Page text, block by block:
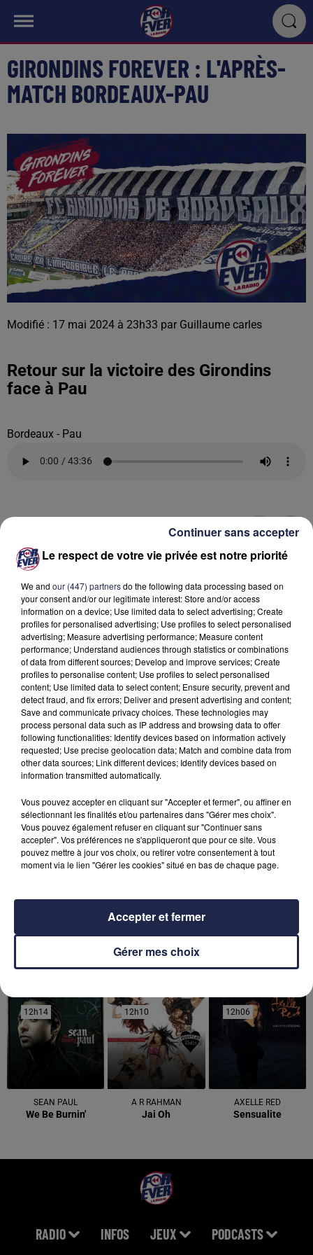
GIRONDINS FOREVER : L'APRÈS-
MATCH BORDEAUX-PAU
Modifié : 17 mai 2024 à 23h33 par Guillaume carles
Retour sur la victoire des Girondins
face à Pau
Bordeaux - Pau
À LA UNE
31 juillet 2026
Incendie de Saumos : une météo nocturne
favorable
30 juillet 2026
Incendies en Gironde : retour des habitants
29 juillet 2026
Incendies en Gironde : plusieurs reprises de feu
dans la matinée
12h14
12h14
SEAN PAUL
We Be Burnin'
12h10
12h10
A R RAHMAN
Jai Oh
12h06
12h06
AXELLE RED
Sensualite
RADIO INFOS JEUX PODCASTS
Le respect de votre vie privée est notre priorité
We and our (447) partnersdo the following data processing based on
your consent and/or our legitimate interest: Store and/or access
information on a device; Use limited data to select advertising; Create
profiles for personalised advertising; Use profiles to select personalised
advertising; Measure advertising performance; Measure content
performance; Understand audiences through statistics or combinations
of data from different sources; Develop and improve services; Create
profiles to personalise content; Use profiles to select personalised
content; Use limited data to select content; Ensure security, prevent and
detect fraud, and fix errors; Deliver and present advertising and content;
Save and communicate privacy choices. These technologies may
process personal data such as IP address and browsing data to offer
following functionalities: Identify devices based on information actively
requested; Use precise geolocation data; Match and combine data from
other data sources; Link different devices; Identify devices based on
information transmitted automatically.
Vous pouvez accepter en cliquant sur "Accepter et fermer", ou affiner en
sélectionnant les finalités et/ou partenaires dans "Gérer mes choix".
Vous pouvez également refuser en cliquant sur "Continuer sans
accepter". Vos préférences ne s'appliqueront que pour ce site. Vous
pouvez mettre à jour vos choix, ou retirer votre consentement à tout
moment via le lien "Gérer les cookies" situé en bas de chaque page.
Gérer mes choix
Accepter et fermer
Continuer sans accepter